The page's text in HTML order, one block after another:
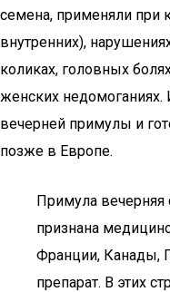
семена, применяли при
внутренних),
коликах, головных
женских недомоганиях.
вечерней примулы и
позже в Европе.
Примула вечерняя
признана
Франции, Канады,
препарат. В этих